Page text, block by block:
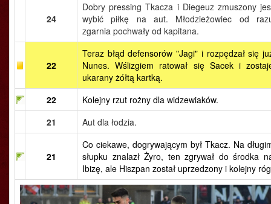
24
Dobry pressing Tkacza i Diegeuz zmuszony
wybić piłkę na aut. Młodzieżowiec od
zgarnia pochwały od kapitana.
22
Teraz błąd defensorów "Jagi" i rozpędzał się
Nunes. Wślizgiem ratował się Sacek i
ukarany żółtą kartką.
22
Kolejny rzut rożny dla widzewiaków.
21
Aut dla łodzia.
21
Co ciekawe, dogrywającym był Tkacz. Na
słupku znalazł Żyro, ten zgrywał do środka
Ibizę, ale Hiszpan został uprzedzony i kolejny